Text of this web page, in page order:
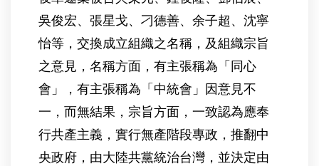
吳俊宏、張星戈、刁德善、余子超、沈寧
怡等，交換成立組織之名稱，及組織宗旨
之意見，名稱方面，有主張稱為「同心
會」，有主張稱為「中統會」因意見不
一，而無結果，宗旨方面，一致認為應奉
行共產主義，實行無產階段專政，推翻中
央政府，由大陸共黨統治台灣，並決定由